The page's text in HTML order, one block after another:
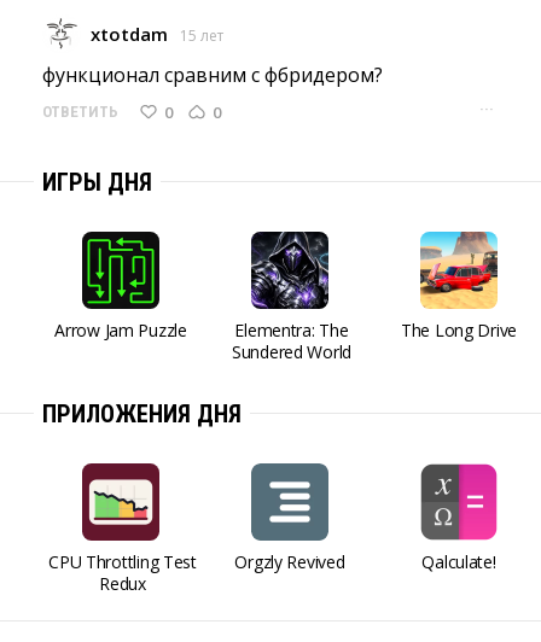
xtotdam 15 лет
функционал сравним с фбридером?
ОТВЕТИТЬ 0 0 ···
ИГРЫ ДНЯ
Arrow Jam Puzzle
Elementra: The
Sundered World
The Long Drive
ПРИЛОЖЕНИЯ ДНЯ
CPU Throttling Test
Redux
Orgzly Revived Qalculate!